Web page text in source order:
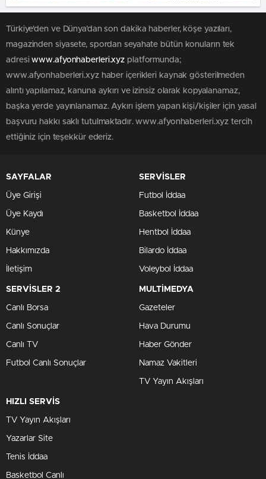
Türkiye'den ve Dünya’dan son dakika haberler, köşe yazıları,
magazinden siyasete, spordan seyahate bütün konuların tek
adresiwww.afyonhaberleri.xyz platformunda;
www.afyonhaberleri.xyz haber içerikleri kaynak gösterilmeden
alıntı yapılamaz, kanuna aykırı ve izinsiz olarak kopyalanamaz,
başka yerde yayınlanamaz. Aykırı işlem yapan kişi/kişiler için yasal
başvuru hakkı saklı tutulmaktadır. www.afyonhaberleri.xyz tercih
ettiğiniz için teşekkür ederiz.
SAYFALAR
Üye Girişi
Üye Kaydı
Künye
Hakkımızda
İletişim
SERVİSLER
Futbol İddaa
Basketbol İddaa
Hentbol İddaa
Bilardo İddaa
Voleybol İddaa
SERVİSLER 2
Canlı Borsa
Canlı Sonuçlar
Canlı TV
Futbol Canlı Sonuçlar
MULTİMEDYA
Gazeteler
Hava Durumu
Haber Gönder
Namaz Vakitleri
TV Yayın Akışları
HIZLI SERVİS
TV Yayın Akışları
Yazarlar Site
Tenis İddaa
Basketbol Canlı